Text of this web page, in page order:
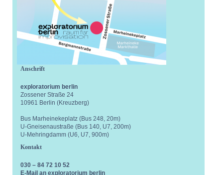
Anschrift
exploratorium berlin
Zossener Straße 24
10961 Berlin (Kreuzberg)
Bus Marheinekeplatz (Bus 248, 20m)
U-Gneisenaustraße (Bus 140, U7, 200m)
U-Mehringdamm (U6, U7, 900m)
Kontakt
030 – 84 72 10 52
E-Mail an exploratorium berlin